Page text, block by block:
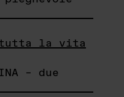
tutta la vita
– due